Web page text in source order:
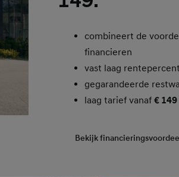
combineert de
financieren
vast laag
gegarandeerde
laag tarief vanaf € 149
Bekijk